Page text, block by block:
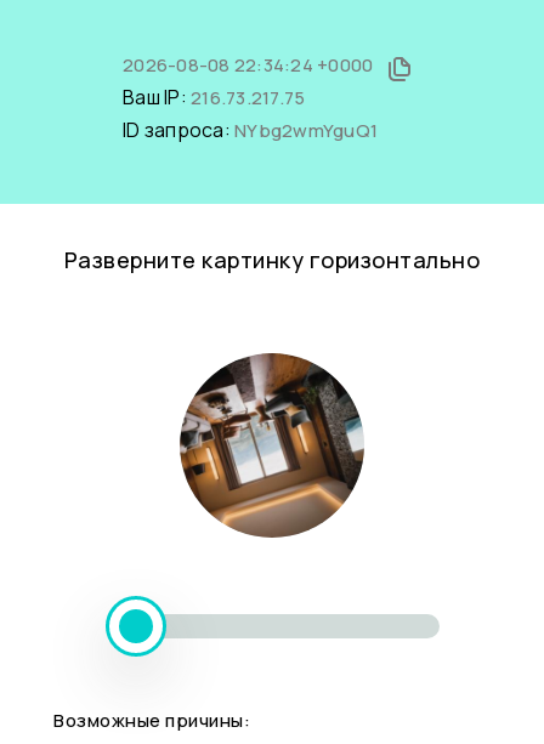
2026-08-08 22:34:24 +0000
Ваш IP: 216.73.217.75
ID запроса: NYbg2wmYguQ1
Разверните картинку горизонтально
Возможные причины: